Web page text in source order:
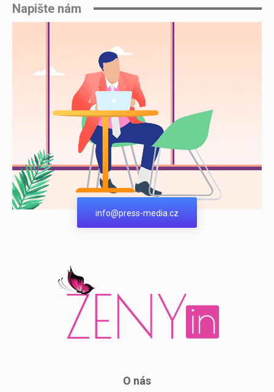
Napište nám
info@press-media.cz
O nás